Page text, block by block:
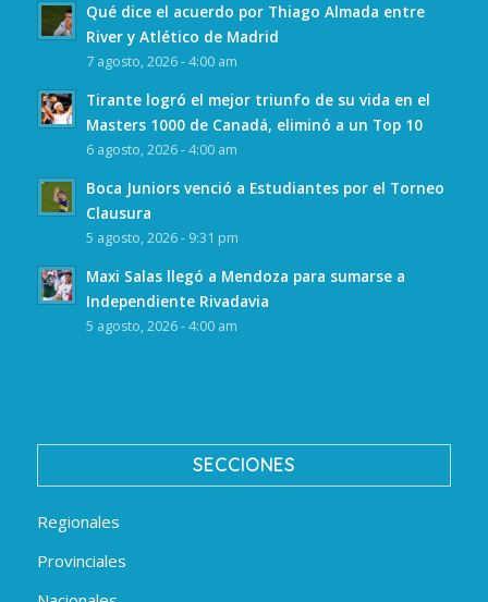
Qué dice el acuerdo por Thiago Almada entre
River y Atlético de Madrid
7 agosto, 2026 - 4:00 am
Tirante logró el mejor triunfo de su vida en el
Masters 1000 de Canadá, eliminó a un Top 10
6 agosto, 2026 - 4:00 am
Boca Juniors venció a Estudiantes por el Torneo
Clausura
5 agosto, 2026 - 9:31 pm
Maxi Salas llegó a Mendoza para sumarse a
Independiente Rivadavia
5 agosto, 2026 - 4:00 am
SECCIONES
Regionales
Provinciales